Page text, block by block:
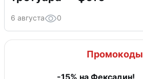
6 августа 0
Промокоды
-15% на Фексадин!